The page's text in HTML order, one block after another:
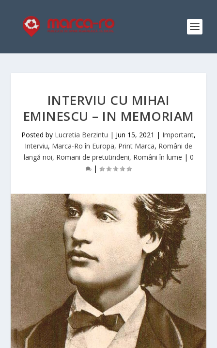
INTERVIU CU MIHAI
EMINESCU – IN MEMORIAM
Posted by Lucretia Berzintu | Jun 15, 2021 | Important,
Interviu, Marca-Ro în Europa, Print Marca, Români de
langă noi, Romani de pretutindeni, Români în lume | 0
|